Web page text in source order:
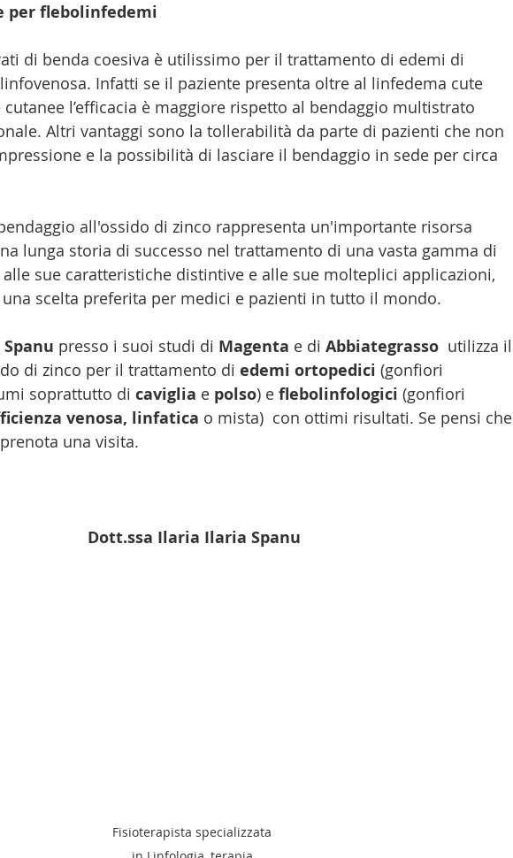
per flebolinfedemi
di benda coesiva è utilissimo per il trattamento di edemi di
Infatti se il paziente presenta oltre al linfedema cute
l’efficacia è maggiore rispetto al bendaggio multistrato
Altri vantaggi sono la tollerabilità da parte di pazienti che non
e la possibilità di lasciare il bendaggio in sede per circa
all'ossido di zinco rappresenta un'importante risorsa
lunga storia di successo nel trattamento di una vasta gamma di
sue caratteristiche distintive e alle sue molteplici applicazioni,
scelta preferita per medici e pazienti in tutto il mondo.
presso i suoi studi di Magenta e di Abbiategrasso
  utilizza il
di zinco per il trattamento di edemi ortopedici (gonfiori
soprattutto di caviglia e polso) e flebolinfologici (gonfiori
venosa, linfatica o mista)  con ottimi risultati. Se pensi che
una visita.
Dott.ssa Ilaria Ilaria Spanu
Fisioterapista specializzata